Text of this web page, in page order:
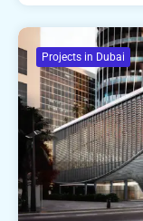
Projects in Dubai